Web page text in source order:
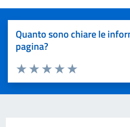
Quanto sono chiare le
pagina?
Valuta 5 stelle su 5
Valuta 4 stelle su 5
Valuta 3 stelle su 5
Valuta 2 stelle su 5
Valuta 1 stelle su 5